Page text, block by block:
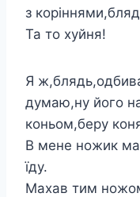
з
Та то хуйня!
Я
думаю,ну його
коньом,беру
В мене ножик
їду.
Махав тим